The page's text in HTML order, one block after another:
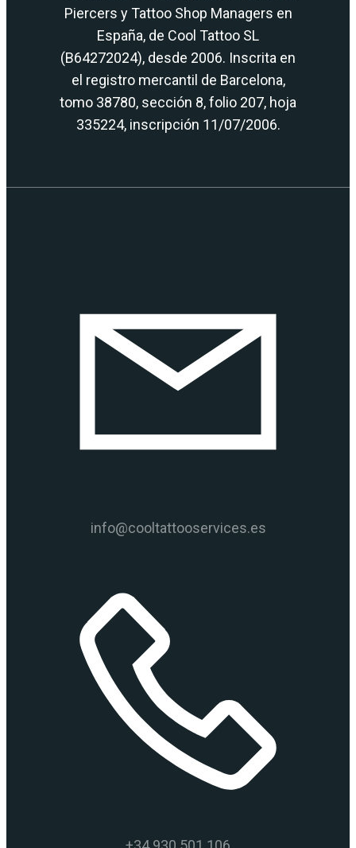
Piercers y Tattoo Shop Managers en
España, de Cool Tattoo SL
(B64272024), desde 2006. Inscrita en
el registro mercantil de Barcelona,
tomo 38780, sección 8, folio 207, hoja
335224, inscripción 11/07/2006.
info@cooltattooservices.es